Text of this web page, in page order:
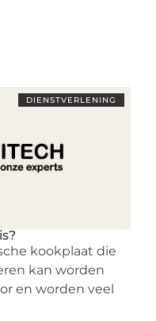
DIENSTVERLENING
kookplaat die
kan worden
en worden veel